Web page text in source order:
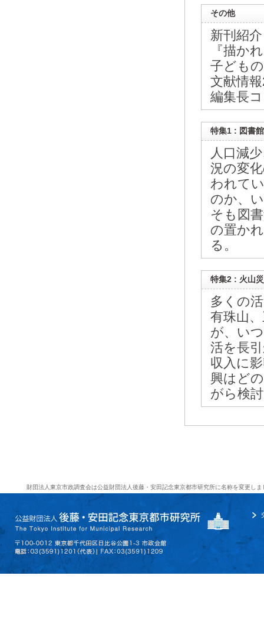
その他
新刊紹介
『描か
子ども
文献情
編集長
特集1 : 図書
人口減
況の変
われて
のか、
そも図
の置か
る。
特集2 : 火山
多くの
有珠山
が、い
活を長
収入に
興はど
がら検
財団法人東京市政調査会は公益財団法人後藤・安田記念東京都市研究所に名称を変更しま